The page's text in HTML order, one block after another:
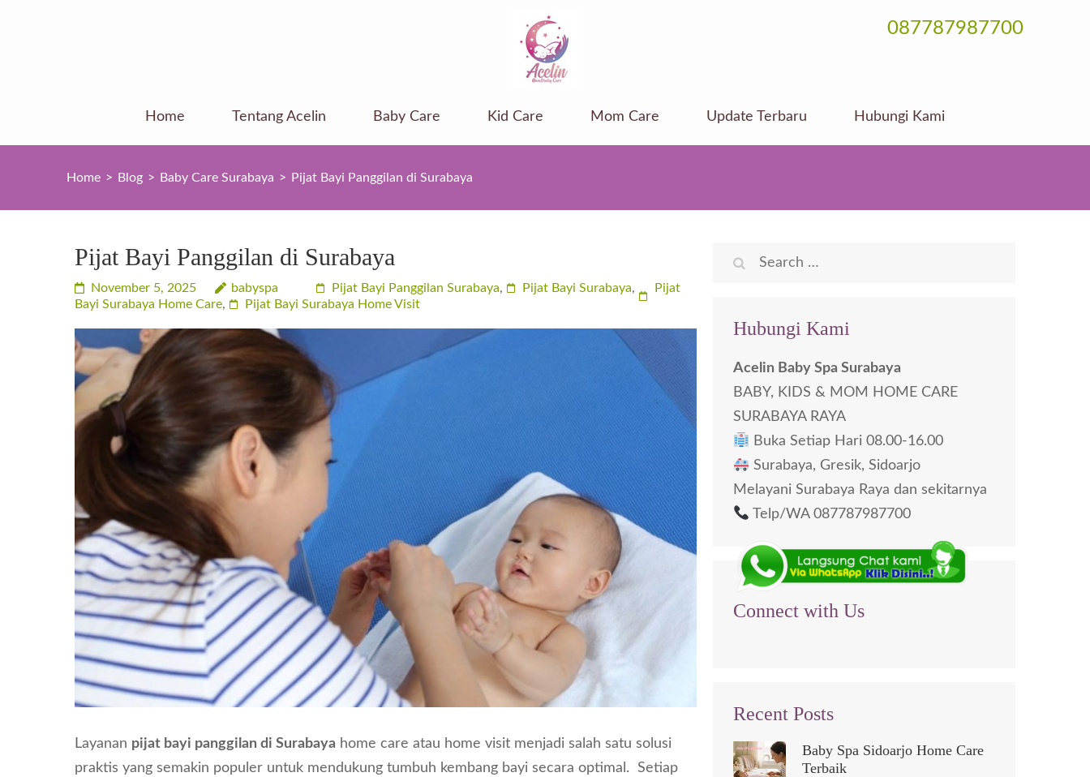
087787987700
Home Tentang Acelin Baby Care Kid Care Mom Care Update Terbaru Hubungi Kami
Home > Blog > Baby Care Surabaya > Pijat Bayi Panggilan di Surabaya
Pijat Bayi Panggilan di Surabaya
November 5, 2025 babyspa Pijat Bayi Panggilan Surabaya, Pijat Bayi Surabaya,
Pijat
Bayi Surabaya Home Care, Pijat Bayi Surabaya Home Visit
Layanan pijat bayi panggilan di Surabaya home care atau home visit menjadi salah satu solusi
praktis yang semakin populer untuk mendukung tumbuh kembang bayi secara optimal. Setiap
Search
Hubungi Kami
Acelin Baby Spa Surabaya
BABY, KIDS & MOM HOME CARE
SURABAYA RAYA
Buka Setiap Hari 08.00-16.00
Surabaya, Gresik, Sidoarjo
Melayani Surabaya Raya dan sekitarnya
Telp/WA 087787987700
Connect with Us
Recent Posts
Baby Spa Sidoarjo Home Care
Terbaik